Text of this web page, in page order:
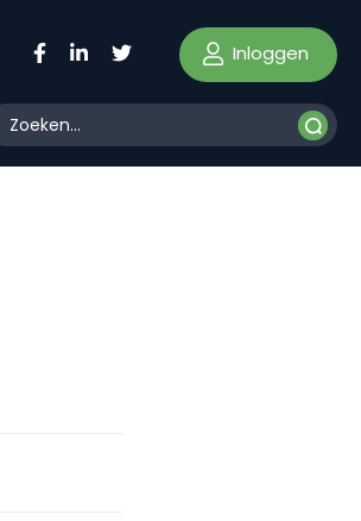
Inloggen